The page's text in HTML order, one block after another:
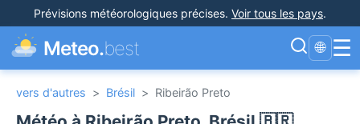
Prévisions météorologiques précises. Voir tous les pays.
Meteo.best 🌐 ☰
vers d'autres > Brésil > Ribeirão Preto